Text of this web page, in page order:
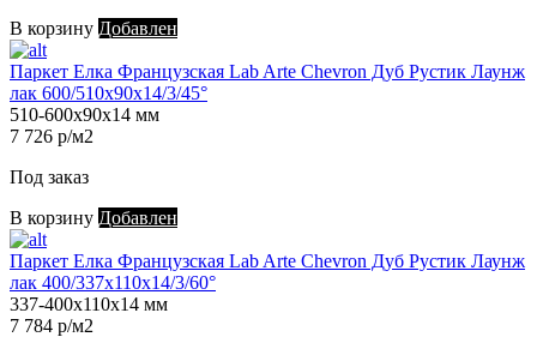
В корзину Добавлен
Паркет Елка Французская Lab Arte Chevron Дуб Рустик Лаунж
лак 600/510х90х14/3/45°
510-600х90х14 мм
7 726 р/м2
Под заказ
В корзину Добавлен
Паркет Елка Французская Lab Arte Chevron Дуб Рустик Лаунж
лак 400/337х110х14/3/60°
337-400х110х14 мм
7 784 р/м2